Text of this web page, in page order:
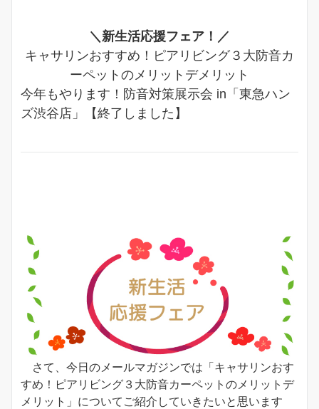
＼新生活応援フェア！／
キャサリンおすすめ！ピアリビング３大防音カ
ーペットのメリットデメリット
今年もやります！防音対策展示会 in「東急ハン
ズ渋谷店」【終了しました】
さて、今日のメールマガジンでは「キャサリンおす
すめ！ピアリビング３大防音カーペットのメリットデ
メリット」についてご紹介していきたいと思います